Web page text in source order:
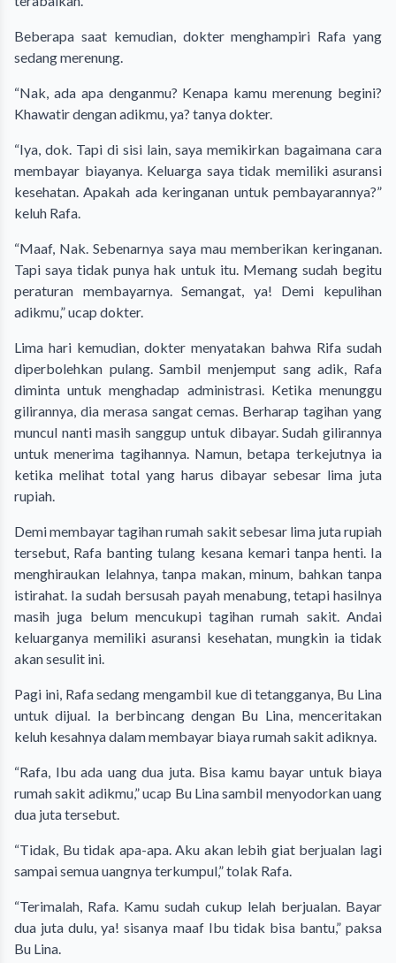
Beberapa saat kemudian, dokter menghampiri Rafa yang
sedang merenung.
“Nak, ada apa denganmu? Kenapa kamu merenung begini?
Khawatir dengan adikmu, ya? tanya dokter.
“Iya, dok. Tapi di sisi lain, saya memikirkan bagaimana cara
membayar biayanya. Keluarga saya tidak memiliki asuransi
kesehatan. Apakah ada keringanan untuk pembayarannya?”
keluh Rafa.
“Maaf, Nak. Sebenarnya saya mau memberikan keringanan.
Tapi saya tidak punya hak untuk itu. Memang sudah begitu
peraturan membayarnya. Semangat, ya! Demi kepulihan
adikmu,” ucap dokter.
Lima hari kemudian, dokter menyatakan bahwa Rifa sudah
diperbolehkan pulang. Sambil menjemput sang adik, Rafa
diminta untuk menghadap administrasi. Ketika menunggu
gilirannya, dia merasa sangat cemas. Berharap tagihan yang
muncul nanti masih sanggup untuk dibayar. Sudah gilirannya
untuk menerima tagihannya. Namun, betapa terkejutnya ia
ketika melihat total yang harus dibayar sebesar lima juta
rupiah.
Demi membayar tagihan rumah sakit sebesar lima juta rupiah
tersebut, Rafa banting tulang kesana kemari tanpa henti. Ia
menghiraukan lelahnya, tanpa makan, minum, bahkan tanpa
istirahat. Ia sudah bersusah payah menabung, tetapi hasilnya
masih juga belum mencukupi tagihan rumah sakit. Andai
keluarganya memiliki asuransi kesehatan, mungkin ia tidak
akan sesulit ini.
Pagi ini, Rafa sedang mengambil kue di tetangganya, Bu Lina
untuk dijual. Ia berbincang dengan Bu Lina, menceritakan
keluh kesahnya dalam membayar biaya rumah sakit adiknya.
“Rafa, Ibu ada uang dua juta. Bisa kamu bayar untuk biaya
rumah sakit adikmu,” ucap Bu Lina sambil menyodorkan uang
dua juta tersebut.
“Tidak, Bu tidak apa-apa. Aku akan lebih giat berjualan lagi
sampai semua uangnya terkumpul,” tolak Rafa.
“Terimalah, Rafa. Kamu sudah cukup lelah berjualan. Bayar
dua juta dulu, ya! sisanya maaf Ibu tidak bisa bantu,” paksa
Bu Lina.